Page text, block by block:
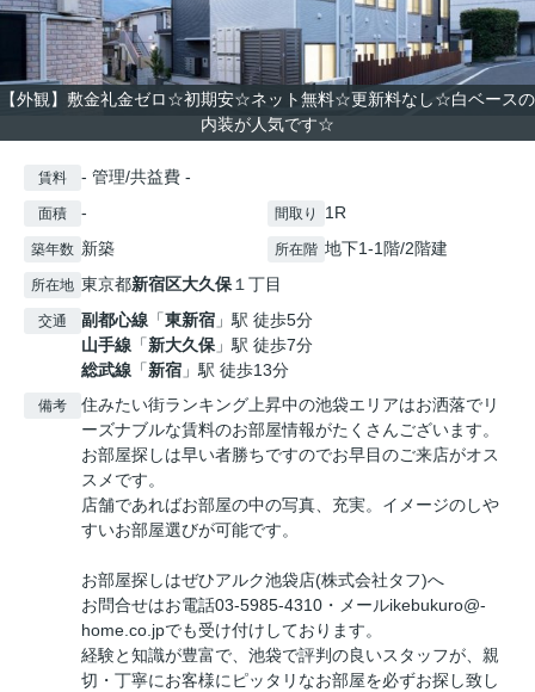
【外観】敷金礼金ゼロ☆初期安☆ネット無料☆更新料なし☆白ベースの
内装が人気です☆
賃料 - 管理/共益費 -
面積 - 間取り 1R
築年数 新築 所在階 地下1-1階/2階建
所在地 東京都新宿区大久保 １丁目
交通 副都心線 「東新宿 」駅 徒歩5分
山手線 「新大久保 」駅 徒歩7分
総武線 「新宿 」駅 徒歩13分
備考
住みたい街ランキング上昇中の池袋エリアはお洒落でリ
ーズナブルな賃料のお部屋情報がたくさんございます。
お部屋探しは早い者勝ちですのでお早目のご来店がオス
スメです。
店舗であればお部屋の中の写真、充実。イメージのしや
すいお部屋選びが可能です。
お部屋探しはぜひアルク池袋店(株式会社タフ)へ
お問合せはお電話03-5985-4310・メールikebukuro@-
home.co.jpでも受け付けしております。
経験と知識が豊富で、池袋で評判の良いスタッフが、親
切・丁寧にお客様にピッタリなお部屋を必ずお探し致し